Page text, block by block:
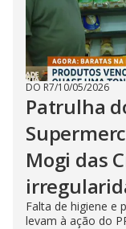
DO R7/10/05/2026
Patrulha
Mogi das
Falta de higiene e
levam à ação do